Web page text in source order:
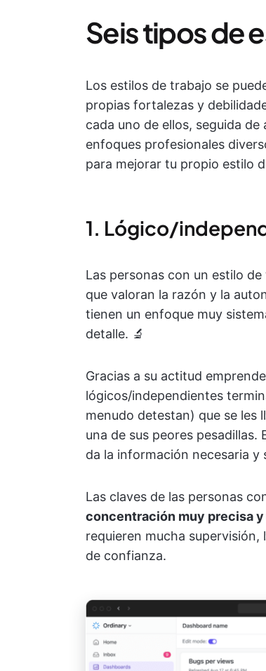
Seis tipos de
Los estilos de trabajo se
propias fortalezas y
cada uno de ellos, seguida
enfoques profesionales
para mejorar tu propio estilo
1. Lógico/
Las personas con un estilo
que valoran la razón y la
tienen un enfoque muy
detalle. 🔬
Gracias a su actitud
lógicos/independientes
menudo detestan) que se les
una de sus peores pesadillas.
da la información necesaria y
Las claves de las personas
concentración muy precisa
requieren mucha
de confianza.